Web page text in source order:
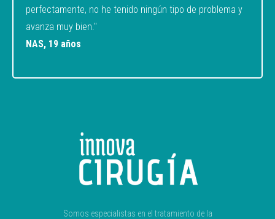
perfectamente, no he tenido ningún tipo de problema y
avanza muy bien."
NAS, 19 años
Somos especialistas en el tratamiento de la